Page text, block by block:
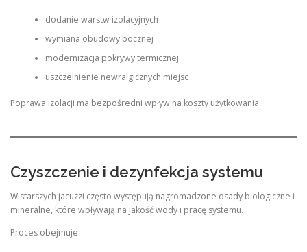
dodanie warstw izolacyjnych
wymiana obudowy bocznej
modernizacja pokrywy termicznej
uszczelnienie newralgicznych miejsc
Poprawa izolacji ma bezpośredni wpływ na koszty użytkowania.
Czyszczenie i dezynfekcja systemu
W starszych jacuzzi często występują nagromadzone osady biologiczne i
mineralne, które wpływają na jakość wody i pracę systemu.
Proces obejmuje: